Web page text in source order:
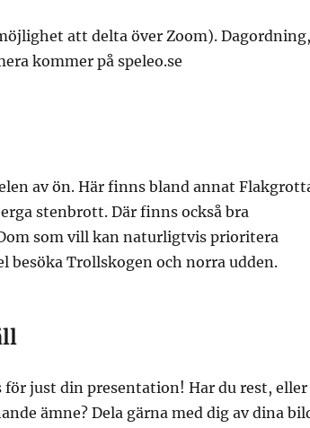
att delta över Zoom). Dagordning,
kommer på speleo.se
av ön. Här finns bland annat
stenbrott. Där finns också bra
som vill kan naturligtvis prioritera
besöka Trollskogen och norra udden.
just din presentation! Har du rest, eller
ämne? Dela gärna med dig av dina